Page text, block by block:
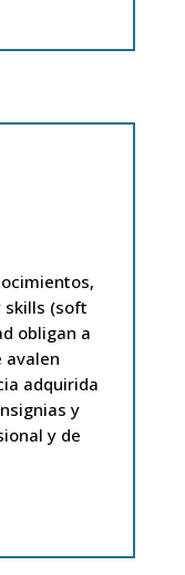
skills (soft
obligan a
avalen
adquirida
y
y de